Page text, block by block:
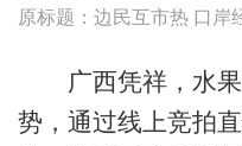
原标题：边民互市热 口岸
广西凭祥，水
势，通过线上竞拍